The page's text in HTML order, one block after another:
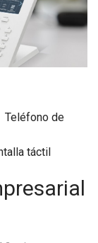
Teléfono de
táctil